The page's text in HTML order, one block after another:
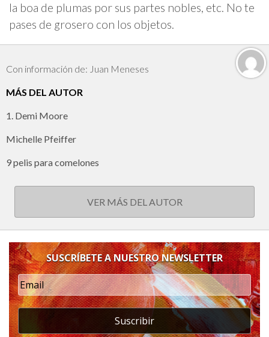
la boa de plumas por sus partes nobles, etc. No te
pases de grosero con los objetos.
Con información de: Juan Meneses
MÁS DEL AUTOR
1. Demi Moore
Michelle Pfeiffer
9 pelis para comelones
VER MÁS DEL AUTOR
SUSCRÍBETE A NUESTRO NEWSLETTER
Suscribir